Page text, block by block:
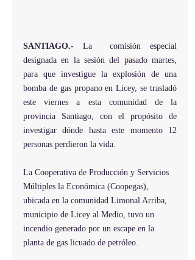
SANTIAGO.- La  comisión especial
designada en la sesión del pasado martes,
para que investigue la explosión de una
bomba de gas propano en Licey, se trasladó
este viernes a esta comunidad de la
provincia Santiago, con el propósito de
investigar dónde hasta este momento 12
personas perdieron la vida.
La Cooperativa de Producción y Servicios
Múltiples la Económica (Coopegas),
ubicada en la comunidad Limonal Arriba,
municipio de Licey al Medio, tuvo un
incendio generado por un escape en la
planta de gas licuado de petróleo.